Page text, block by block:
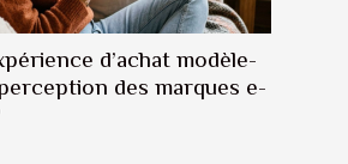
d’achat modèle-
des marques e-